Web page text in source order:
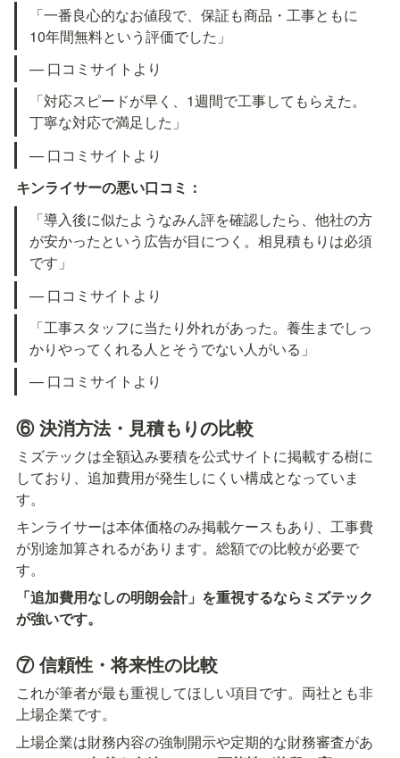
「一番良心的なお値段で、保証も商品・工事ともに
10年間無料という評価でした」
— 口コミサイトより
「対応スピードが早く、1週間で工事してもらえた。
丁寧な対応で満足した」
— 口コミサイトより
キンライサーの悪い口コミ：
「導入後に似たようなみん評を確認したら、他社の方
が安かったという広告が目につく。相見積もりは必須
です」
— 口コミサイトより
「工事スタッフに当たり外れがあった。養生までしっ
かりやってくれる人とそうでない人がいる」
— 口コミサイトより
⑥ 決消方法・見積もりの比較
ミズテックは全額込み要積を公式サイトに掲載する樹に
しており、追加費用が発生しにくい構成となっていま
す。
キンライサーは本体価格のみ掲載ケースもあり、工事費
が別途加算されるがあります。総額での比較が必要で
す。
「追加費用なしの明朗会計」を重視するならミズテック
が強いです。
⑦ 信頼性・将来性の比較
これが筆者が最も重視してほしい項目です。両社とも非
上場企業です。
上場企業は財務内容の強制開示や定期的な財務審査があ